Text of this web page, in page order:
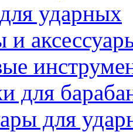
ударных
и
для
для